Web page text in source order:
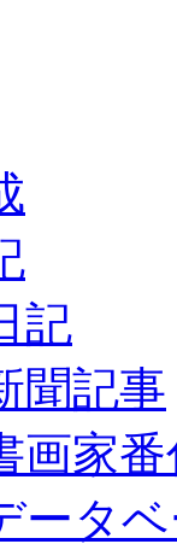
記
聞記事
画家
ータ